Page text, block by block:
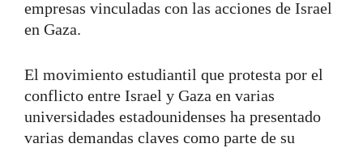
empresas vinculadas con las acciones de Israel
en Gaza.
El movimiento estudiantil que protesta por el
conflicto entre Israel y Gaza en varias
universidades estadounidenses ha presentado
varias demandas claves como parte de su